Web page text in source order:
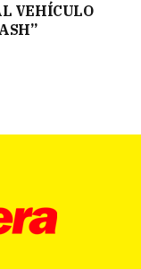
VEHÍCULO